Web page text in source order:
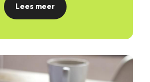
Lees meer